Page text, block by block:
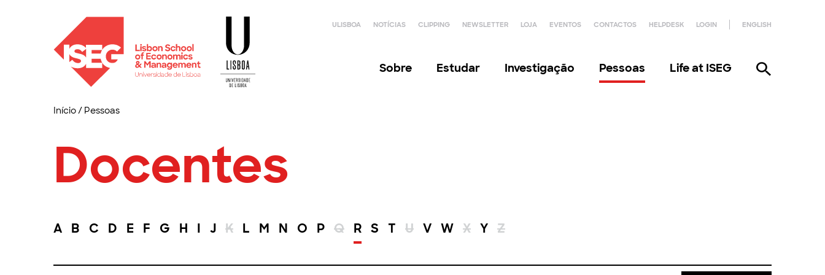
ULISBOA NOTÍCIAS CLIPPING NEWSLETTER LOJA EVENTOS CONTACTOS HELPDESK LOGIN ENGLISH
Sobre Estudar Investigação Pessoas Life at ISEG
Início/ Pessoas
Docentes
A B C D E F G H I J K L M N O P Q R S T U V W X Y Z